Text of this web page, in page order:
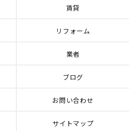
賃貸
リフォーム
業者
ブログ
お問い合わせ
サイトマップ